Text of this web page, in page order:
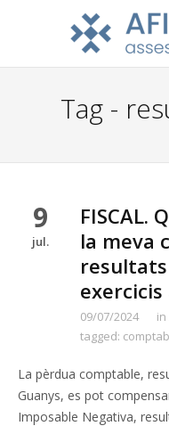
Tag -
9
jul.
FISCAL.
la meva
09/07/2024 in
tagged:
La pèrdua comptable,
Guanys, es pot
Imposable Negativa,